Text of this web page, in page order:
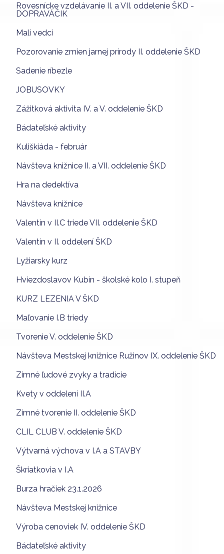
Rovesnícke vzdelávanie II. a VII. oddelenie ŠKD -
DOPRAVÁČIK
Malí vedci
Pozorovanie zmien jarnej prírody II. oddelenie ŠKD
Sadenie ríbezle
JOBUSOVKY
Zážitková aktivita IV. a V. oddelenie ŠKD
Bádateľské aktivity
Kuliškiáda - február
Návšteva knižnice II. a VII. oddelenie ŠKD
Hra na dedektíva
Návšteva knižnice
Valentín v II.C triede VII. oddelenie ŠKD
Valentín v II. oddelení ŠKD
Lyžiarsky kurz
Hviezdoslavov Kubín - školské kolo I. stupeň
KURZ LEZENIA V ŠKD
Maľovanie I.B triedy
Tvorenie V. oddelenie ŠKD
Návšteva Mestskej knižnice Ružinov IX. oddelenie ŠKD
Zimné ľudové zvyky a tradície
Kvety v oddelení II.A
Zimné tvorenie II. oddelenie ŠKD
CLIL CLUB V. oddelenie ŠKD
Výtvarná výchova v I.A a STAVBY
Škriatkovia v I.A
Burza hračiek 23.1.2026
Návšteva Mestskej knižnice
Výroba cenoviek IV. oddelenie ŠKD
Bádateľské aktivity